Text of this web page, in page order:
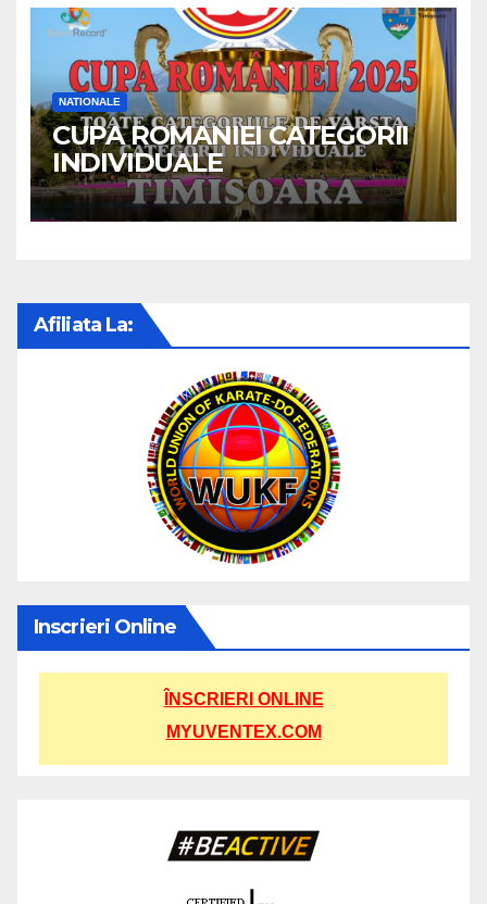
NATIONALE
CUPA ROMANIEI CATEGORII
INDIVIDUALE
Afiliata La:
Inscrieri Online
ÎNSCRIERI ONLINE
MYUVENTEX.COM